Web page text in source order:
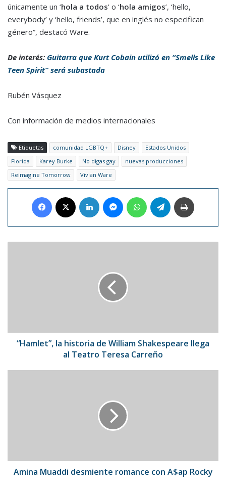
únicamente un ‘hola a todos’ o ‘hola amigos’, ‘hello,
everybody’ y ‘hello, friends’, que en inglés no especifican
género”, destacó Ware.
De interés: Guitarra que Kurt Cobain utilizó en “Smells Like
Teen Spirit” será subastada
Rubén Vásquez
Con información de medios internacionales
Etiquetas comunidad LGBTQ+ Disney
Estados Unidos
Florida
Karey Burke No digas gay
nuevas producciones
Reimagine Tomorrow
Vivian Ware
Facebook LinkedIn MessengerWhatsAppTelegram
Teatro
Teresa
“Hamlet”, la historia de William Shakespeare llega
al Teatro Teresa Carreño
Amina Muaddi desmiente romance con A$ap Rocky